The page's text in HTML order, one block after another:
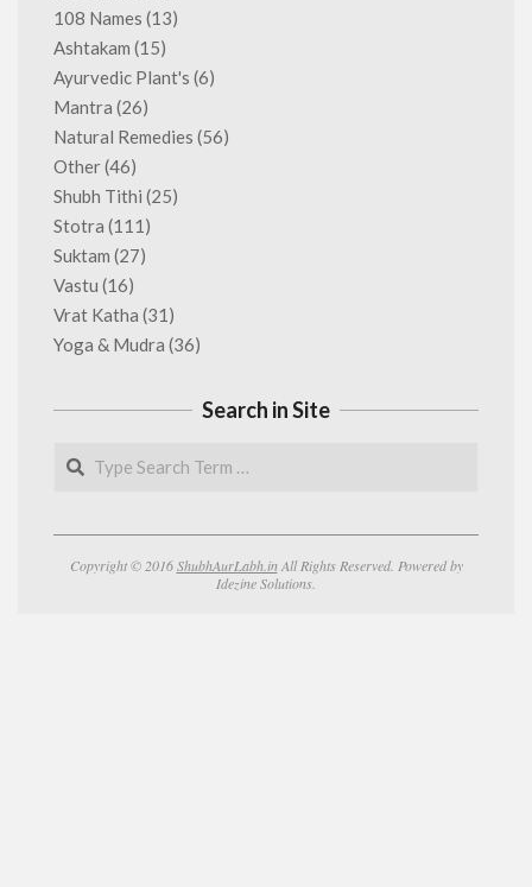
108 Names (13)
Ashtakam (15)
Ayurvedic Plant's (6)
Mantra (26)
Natural Remedies (56)
Other(46)
Shubh Tithi (25)
Stotra (111)
Suktam (27)
Vastu (16)
Vrat Katha (31)
Yoga & Mudra (36)
Search in Site
Search
Copyright © 2016ShubhAurLabh.in All Rights Reserved. Powered by
Idezine Solutions.